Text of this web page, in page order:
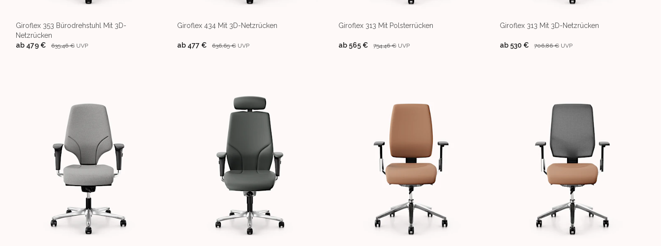
Giroflex 353 Bürodrehstuhl Mit 3D-
Netzrücken
ab 479 € 635,46 € UVP
Giroflex 434 Mit 3D-Netzrücken
ab 477 € 636,65 € UVP
Giroflex 313 Mit Polsterrücken
ab 565 € 754,46 € UVP
Giroflex 313 Mit 3D-Netzrücken
ab 530 € 706,86 € UVP